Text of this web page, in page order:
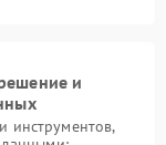
и
инструментов,